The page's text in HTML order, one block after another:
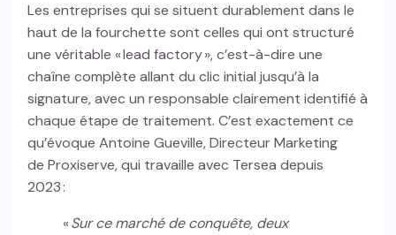
Les entreprises qui se situent durablement dans le
haut de la fourchette sont celles qui ont structuré
une véritable « lead factory », c’est-à-dire une
chaîne complète allant du clic initial jusqu’à la
signature, avec un responsable clairement identifié à
chaque étape de traitement. C’est exactement ce
qu’évoque Antoine Gueville, Directeur Marketing
de Proxiserve, qui travaille avec Tersea depuis
2023 :
«Sur ce marché de conquête, deux